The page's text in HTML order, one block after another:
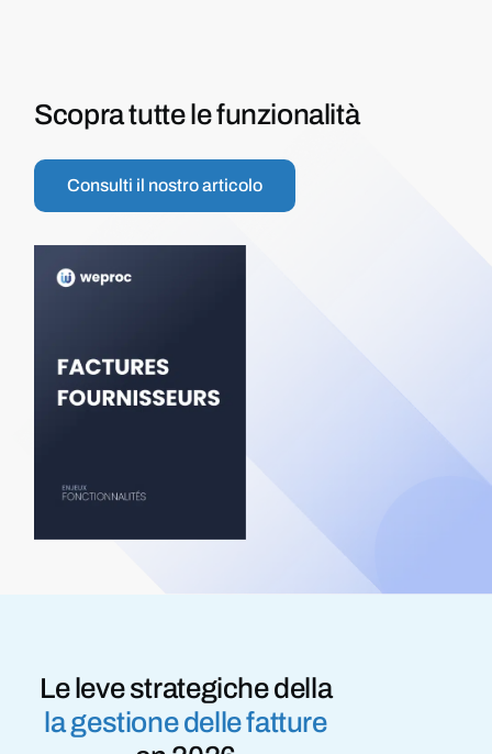
Scopra tutte le funzionalità
Consulti il nostro articolo
Le leve strategiche della
la gestione delle fatture